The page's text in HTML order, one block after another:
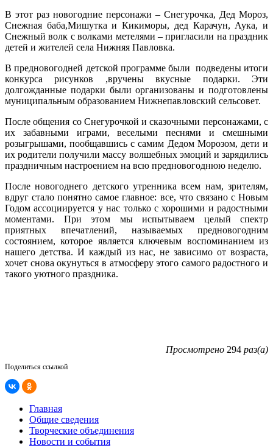
В этот раз новогодние персонажи – Снегурочка, Дед Мороз,
Снежная баба,Мишутка и Кикиморы, дед Карачун, Аука, и
Снежный волк с волками метелями – пригласили на праздник
детей и жителей села Нижняя Павловка.
В предновогодней детской программе были подведены итоги
конкурса рисунков ,вручены вкусные подарки. Эти
долгожданные подарки были организованы и подготовлены
муниципальным образованием Нижнепавловский сельсовет.
После общения со Снегурочкой и сказочными персонажами, с
их забавными играми, веселыми песнями и смешными
розыгрышами, пообщавшись с самим Дедом Морозом, дети и
их родители получили массу волшебных эмоций и зарядились
праздничным настроением на всю предновогоднюю неделю.
После новогоднего детского утренника всем нам, зрителям,
вдруг стало понятно самое главное: все, что связано с Новым
Годом ассоциируется у нас только с хорошими и радостными
моментами. При этом мы испытываем целый спектр
приятных впечатлений, называемых предновогодним
состоянием, которое является ключевым воспоминанием из
нашего детства. И каждый из нас, не зависимо от возраста,
хочет снова окунуться в атмосферу этого самого радостного и
такого уютного праздника.
Просмотрено 294 раз(а)
Поделиться ссылкой
Главная
Общие сведения
Творческие объединения
Новости и события